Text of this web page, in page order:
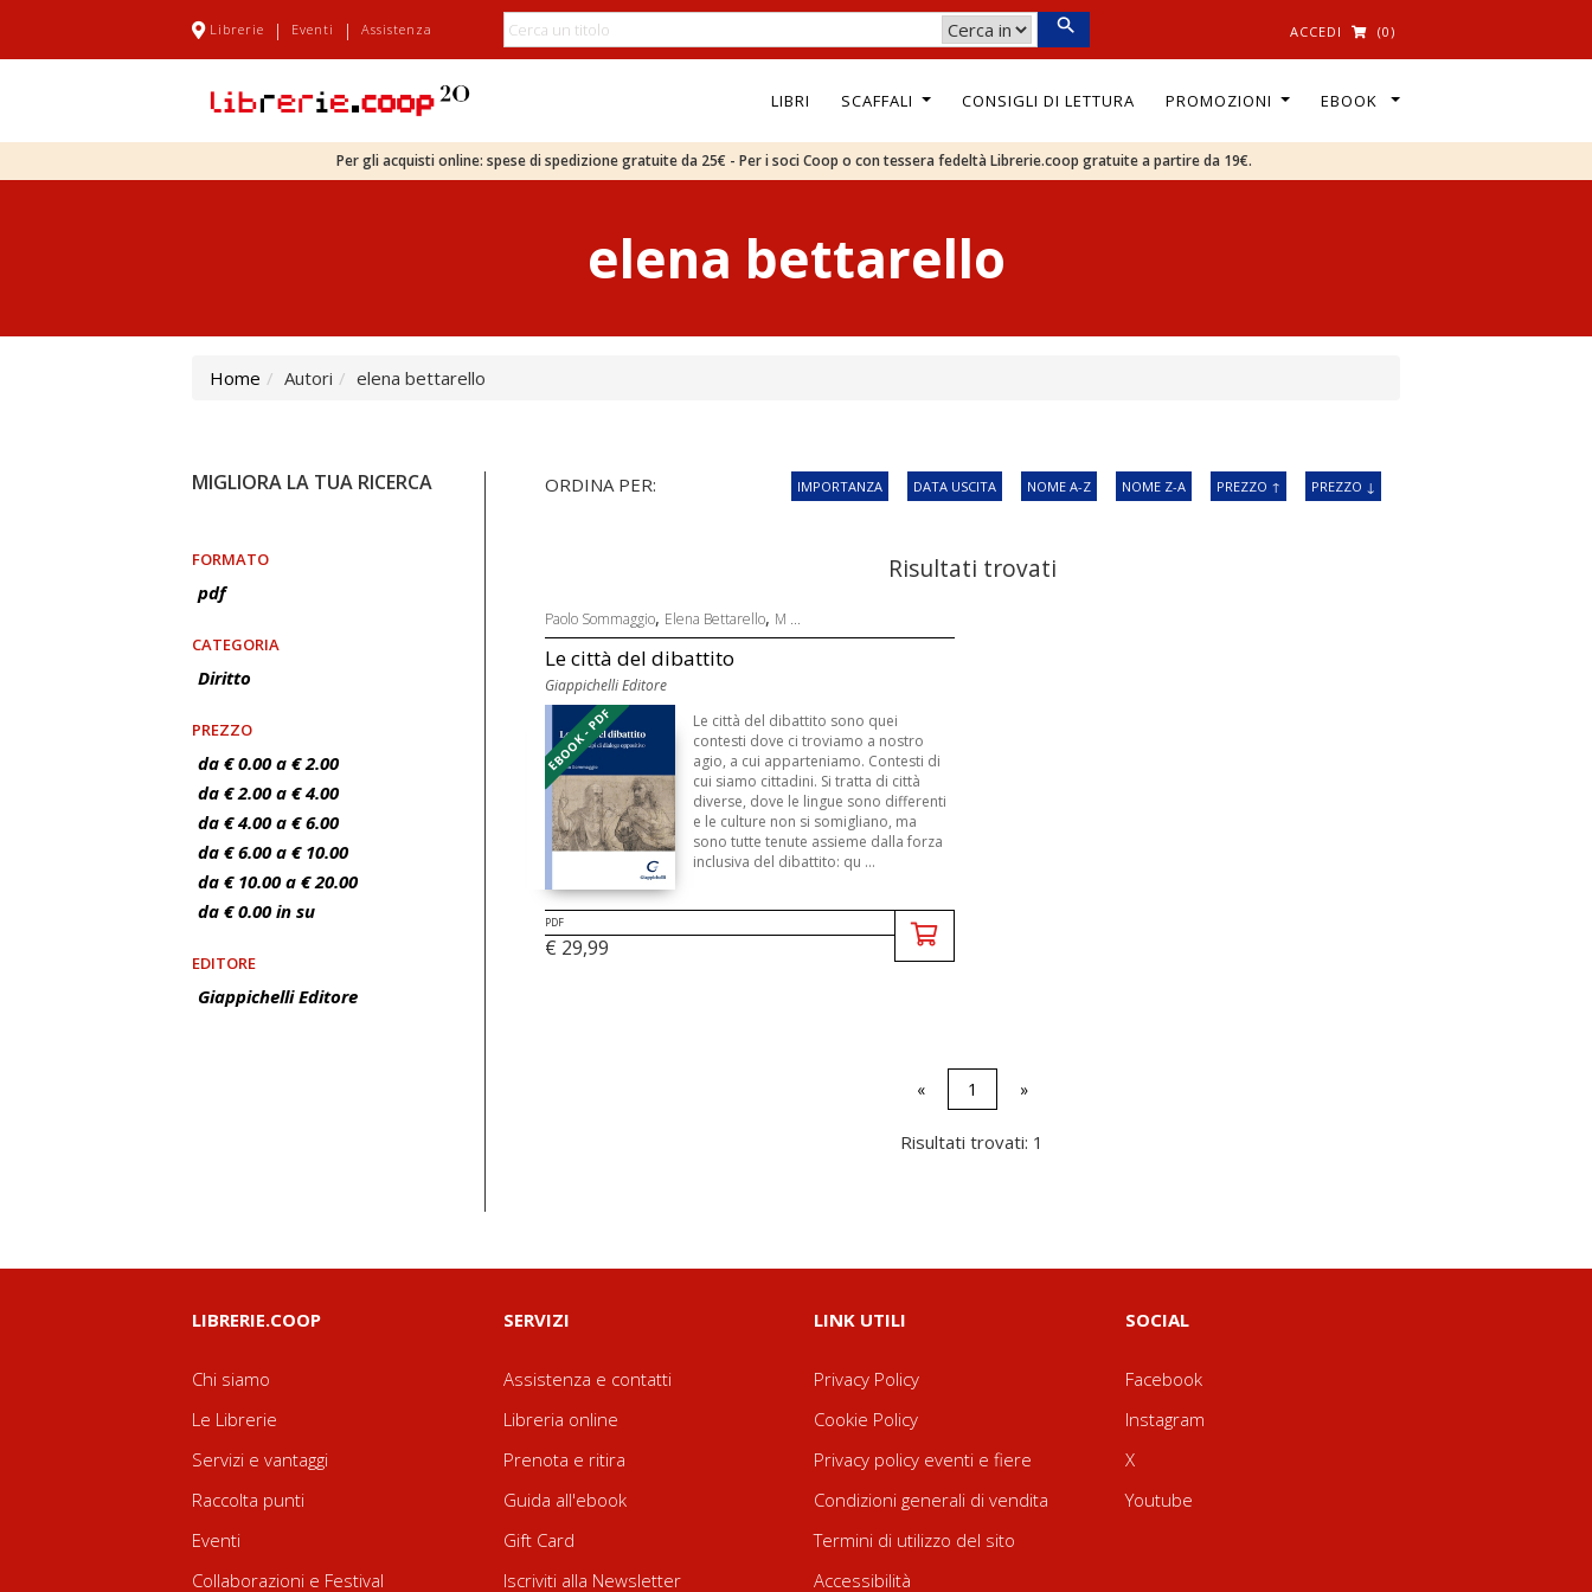
Librerie | Eventi | Assistenza ACCEDI (0)
LIBRI SCAFFALI CONSIGLI DI LETTURA PROMOZIONI EBOOK
Per gli acquisti online: spese di spedizione gratuite da 25€ - Per i soci Coop o con tessera fedeltà Librerie.coop gratuite a partire da 19€.
elena bettarello
Home Autori elena bettarello
MIGLIORA LA TUA RICERCA
FORMATO
pdf
CATEGORIA
Diritto
PREZZO
da € 0.00 a € 2.00
da € 2.00 a € 4.00
da € 4.00 a € 6.00
da € 6.00 a € 10.00
da € 10.00 a € 20.00
da € 0.00 in su
EDITORE
Giappichelli Editore
ORDINA PER: IMPORTANZA DATA USCITA NOME A-Z NOME Z-A PREZZO ↑ PREZZO ↓
Risultati trovati
Paolo Sommaggio, Elena Bettarello, M ...
Le città del dibattito
Giappichelli Editore
EBOOK - PDF
Le città del dibattito sono quei
contesti dove ci troviamo a nostro
agio, a cui apparteniamo. Contesti di
cui siamo cittadini. Si tratta di città
diverse, dove le lingue sono differenti
e le culture non si somigliano, ma
sono tutte tenute assieme dalla forza
inclusiva del dibattito: qu ...
PDF
€ 29,99
« 1 »
Risultati trovati: 1
LIBRERIE.COOP
Chi siamo
Le Librerie
Servizi e vantaggi
Raccolta punti
Eventi
Collaborazioni e Festival
SERVIZI
Assistenza e contatti
Libreria online
Prenota e ritira
Guida all'ebook
Gift Card
Iscriviti alla Newsletter
LINK UTILI
Privacy Policy
Cookie Policy
Privacy policy eventi e fiere
Condizioni generali di vendita
Termini di utilizzo del sito
Accessibilità
SOCIAL
Facebook
Instagram
X
Youtube